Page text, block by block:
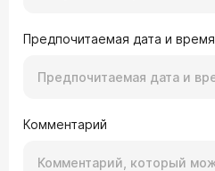
Предпочитаемая дата и время
Комментарий